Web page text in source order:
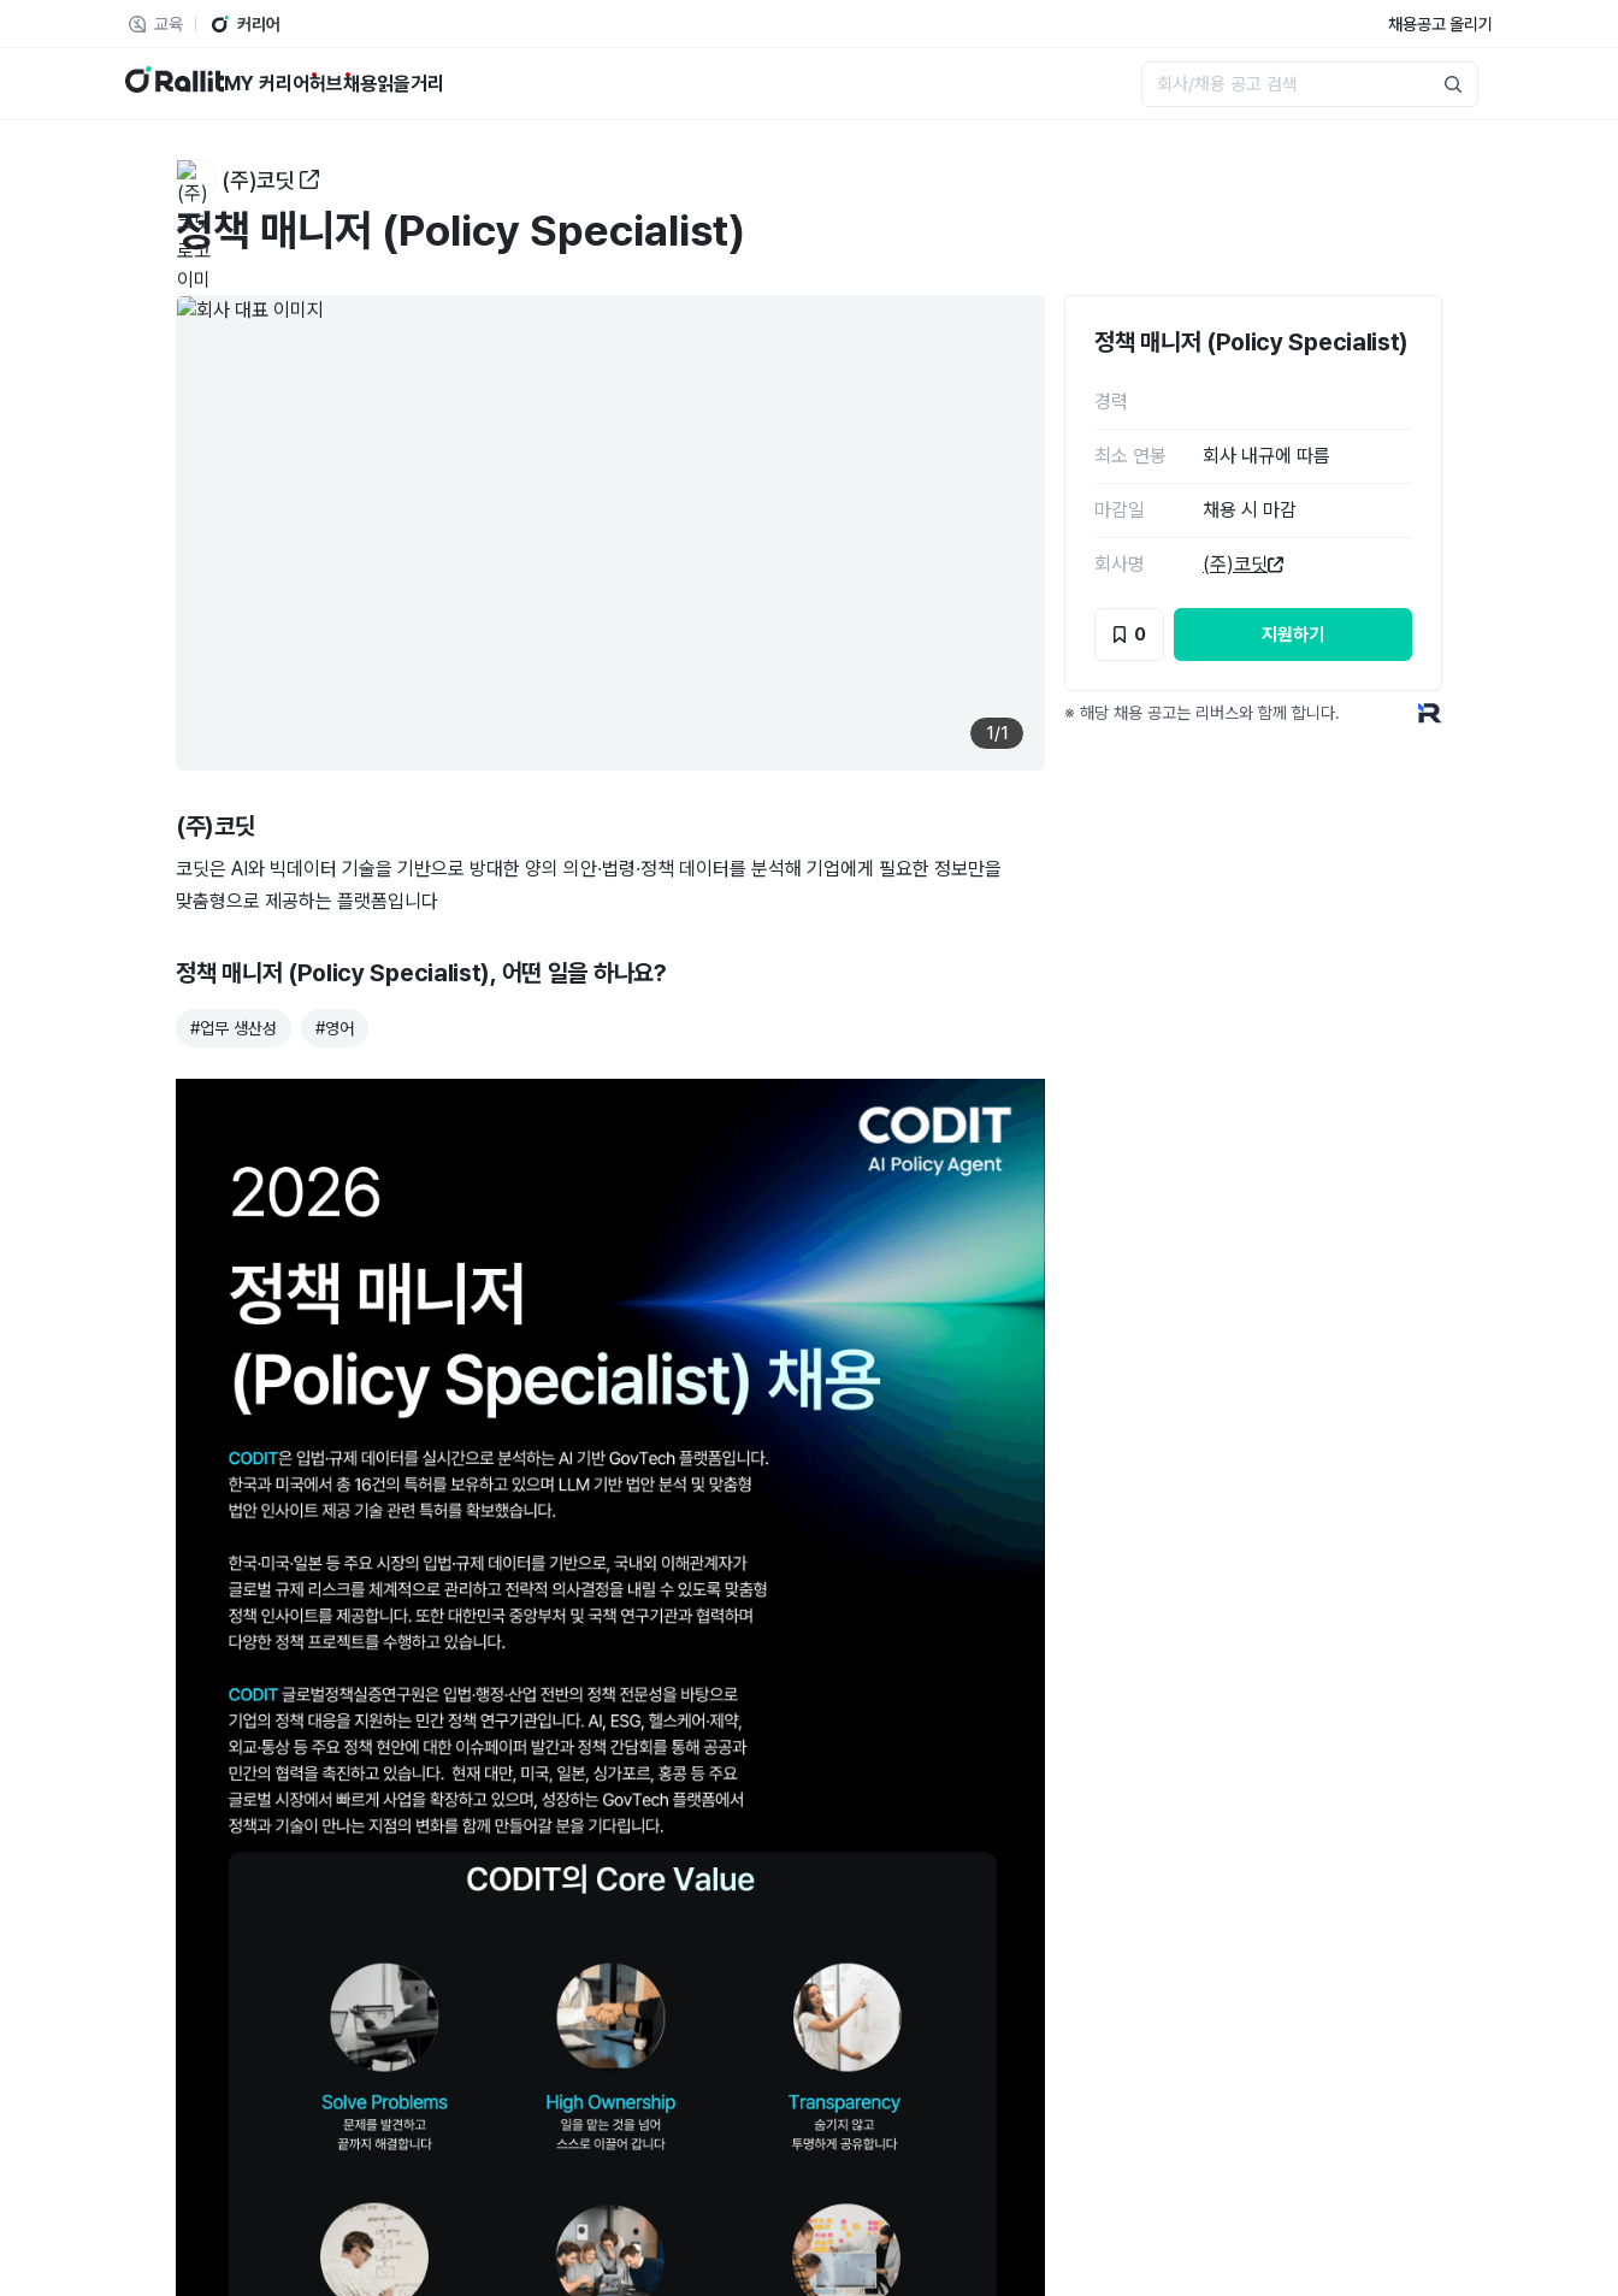
교육 커리어 채용공고 올리기
랠릿 MY 커리어허브채용읽을거리
(주)코딧
정책 매니저 (Policy Specialist)
1/1
(주)코딧
코딧은 AI와 빅데이터 기술을 기반으로 방대한 양의 의안·법령·정책 데이터를 분석해 기업에게 필요한 정보만을
맞춤형으로 제공하는 플랫폼입니다
정책 매니저 (Policy Specialist), 어떤 일을 하나요?
#업무 생산성 #영어
정책 매니저 (Policy Specialist)
경력
최소 연봉 회사 내규에 따름
마감일 채용 시 마감
회사명 (주)코딧
0 지원하기
※ 해당 채용 공고는 리버스와 함께 합니다.